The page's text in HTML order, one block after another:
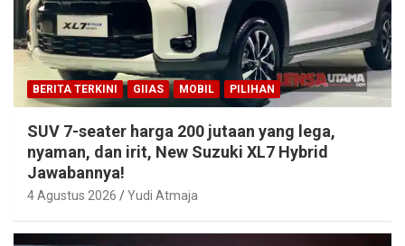
BERITA TERKINI GIIAS MOBIL PILIHAN
SUV 7-seater harga 200 jutaan yang lega,
nyaman, dan irit, New Suzuki XL7 Hybrid
Jawabannya!
4 Agustus 2026 Yudi Atmaja